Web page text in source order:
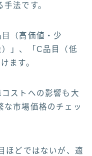
法です。
（高価値・少
」、「C品目（低
ます。
ストへの影響も大
な市場価格のチェッ
ほどではないが、適